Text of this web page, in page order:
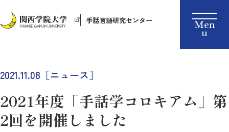
手話言語研究センター
2021.11.08［ニュース］
2021年度「手話学コロキアム」第
2回を開催しました